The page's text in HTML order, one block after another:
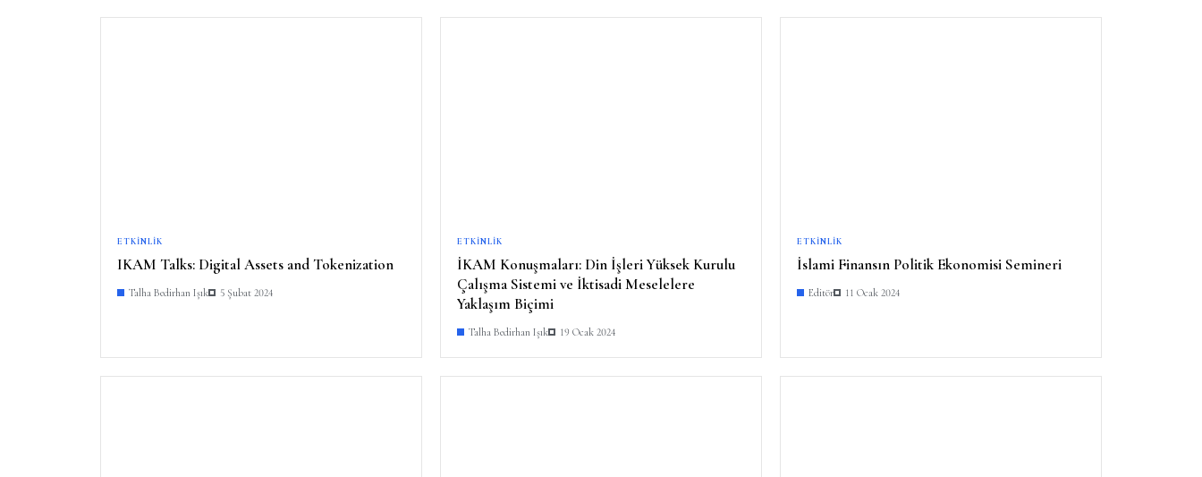
ETKINLIK
IKAM Talks: Digital Assets and Tokenization
Talha Bedirhan Işık 5 Şubat 2024
ETKINLIK
İKAM Konuşmaları: Din İşleri Yüksek Kurulu
Çalışma Sistemi ve İktisadi Meselelere
Yaklaşım Biçimi
Talha Bedirhan Işık 19 Ocak 2024
ETKINLIK
İslami Finansın Politik Ekonomisi Semineri
Editör 11 Ocak 2024